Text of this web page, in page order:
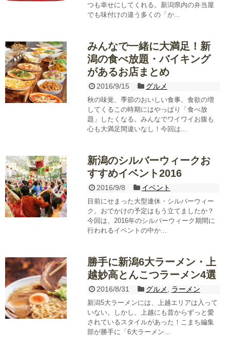
つも幸せにしてくれる。新潟県内の弁当屋
でも味付けの違う多くの「か...
みんなで一緒に大満足！新
潟の食べ放題・バイキング
があるお店まとめ
2016/9/15 グルメ
秋の味覚、季節のおいしい食事。食欲の増
してくるこの時期にはやっぱり「食べ放
題」したくなる。みんなでワイワイお腹も
心も大満足間違いなし！今回は...
新潟のシルバーウィークお
すすめイベント2016
2016/9/8 イベント
目前にせまった大型連休・シルバーウィー
ク。おでかけの予定はもう立てましたか？
今回は、2016年のシルバーウィーク期間に
行われるイベントの中か...
勝手に新潟6大ラーメン・上
越妙高とんこつラーメン4選
2016/8/31 グルメ ラーメン
新潟5大ラーメンには、上越エリアは入って
いない。しかし、上越にも昔からずっと愛
されているスタイルがあった！こまち編集
部が勝手に「6大ラーメン...